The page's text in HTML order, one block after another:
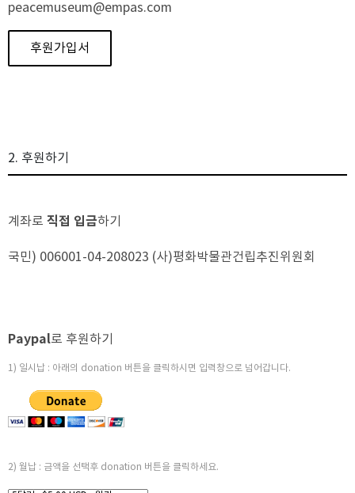
peacemuseum@empas.com
후원가입서
2. 후원하기
계좌로 직접 입금하기
국민) 006001-04-208023 (사)평화박물관건립추진위원회
Paypal로 후원하기
1) 일시납 : 아래의 donation 버튼을 클릭하시면 입력창으로 넘어갑니다.
2) 월납 : 금액을 선택후 donation 버튼을 클릭하세요.